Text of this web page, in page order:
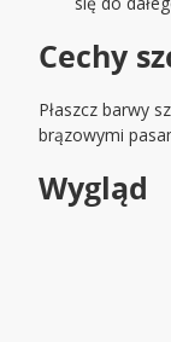
Cechy
Płaszcz barwy
brązowymi
Wygląd